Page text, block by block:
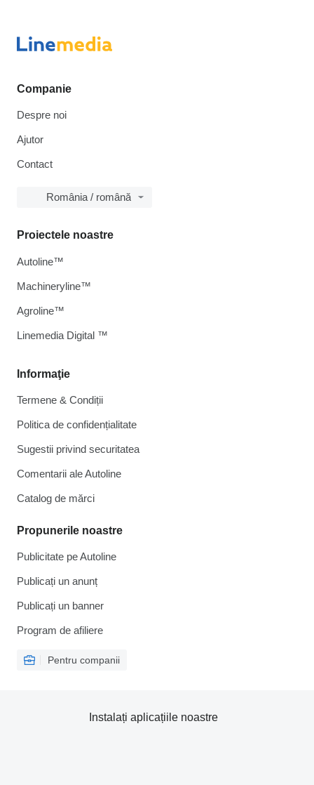
Companie
Despre noi
Ajutor
Contact
România / română
Informaţie
Termene & Condiții
Politica de confidențialitate
Sugestii privind securitatea
Comentarii ale Autoline
Catalog de mărcі
Propunerile noastre
Publicitate pe Autoline
Publicați un anunț
Publicați un banner
Program de afiliere
Pentru companii
Proiectele noastre
Autoline™
Machineryline™
Agroline™
Linemedia Digital ™
Instalați aplicațiile noastre